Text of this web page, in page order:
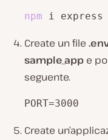
npm i express
Create un file
sample_app e
seguente.
PORT=3000
Create